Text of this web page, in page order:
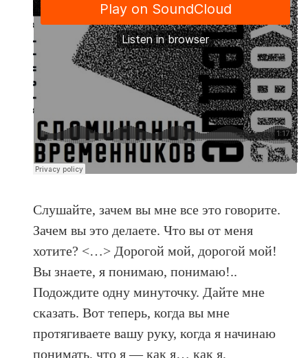
Слушайте, зачем вы мне все это говорите.
Зачем вы это делаете. Что вы от меня
хотите? <…> Дорогой мой, дорогой мой!
Вы знаете, я понимаю, понимаю!..
Подождите одну минуточку. Дайте мне
сказать. Вот теперь, когда вы мне
протягиваете вашу руку, когда я начинаю
понимать, что я — как я… как я,